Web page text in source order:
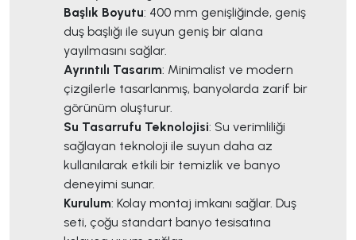
Başlık Boyutu: 400 mm genişliğinde, geniş
duş başlığı ile suyun geniş bir alana
yayılmasını sağlar.
Ayrıntılı Tasarım: Minimalist ve modern
çizgilerle tasarlanmış, banyolarda zarif bir
görünüm oluşturur.
Su Tasarrufu Teknolojisi: Su verimliliği
sağlayan teknoloji ile suyun daha az
kullanılarak etkili bir temizlik ve banyo
deneyimi sunar.
Kurulum: Kolay montaj imkanı sağlar. Duş
seti, çoğu standart banyo tesisatına